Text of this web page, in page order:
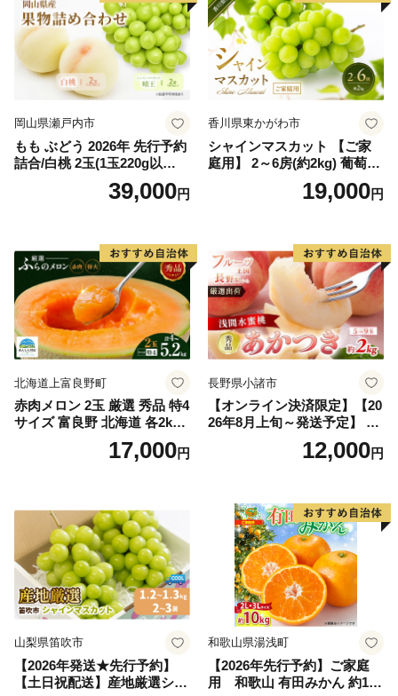
岡山県瀬戸内市
もも ぶどう 2026年 先行予約
詰合/白桃 2玉(1玉220g以
上)・シャインマスカット 晴
39,000円
香川県東かがわ市
シャインマスカット 【ご家
庭用】 2～6房(約2kg) 葡萄 ぶ
どう ブドウ フルーツ 果物 く
だもの 果実 旬の果物 旬のフ
19,000円
北海道上富良野町
赤肉メロン 2玉 厳選 秀品 特4
サイズ 富良野 北海道 各2kg
～2.6kg 2玉 セット ファーム
富良野 メロン めろん 果物 く
17,000円
長野県小諸市
【オンライン決済限定】【20
26年8月上旬～発送予定】 先
行予約 「浅間水蜜桃プレミ
アム」 もも あかつき 秀品 約
果肉 長野県産 小諸市
12,000円
山梨県笛吹市
【2026年発送★先行予約】
【土日祝配送】産地厳選シャ
和歌山県湯浅町
【2026年先行予約】ご家庭
用 和歌山 有田みかん 約10k